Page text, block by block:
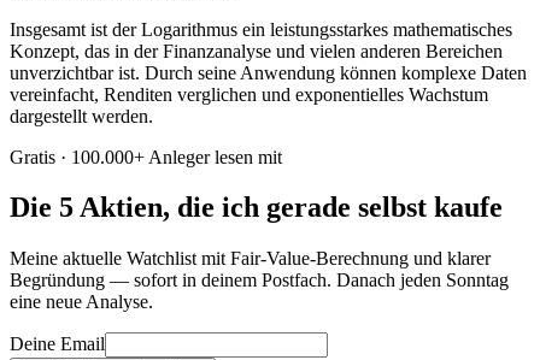
Insgesamt ist der Logarithmus ein leistungsstarkes mathematisches
Konzept, das in der Finanzanalyse und vielen anderen Bereichen
unverzichtbar ist. Durch seine Anwendung können komplexe Daten
vereinfacht, Renditen verglichen und exponentielles Wachstum
dargestellt werden.
Gratis · 100.000+ Anleger lesen mit
Die 5 Aktien, die ich gerade selbst kaufe
Meine aktuelle Watchlist mit Fair-Value-Berechnung und klarer
Begründung — sofort in deinem Postfach. Danach jeden Sonntag
eine neue Analyse.
Deine Email